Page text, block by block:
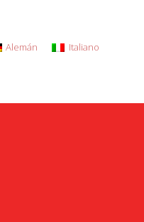
Alemán Italiano